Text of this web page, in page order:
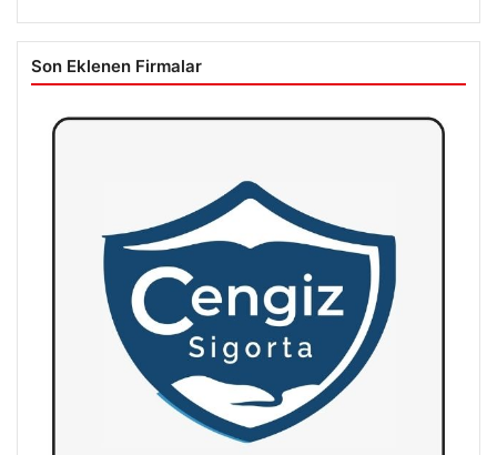
Son Eklenen Firmalar